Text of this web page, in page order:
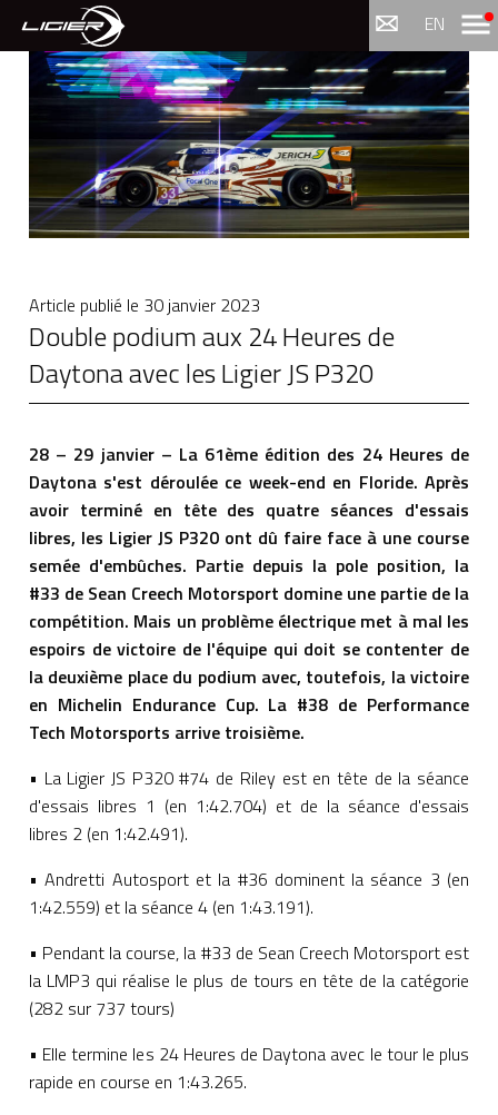
EN Menu
Article publié le 30 janvier 2023
Double podium aux 24 Heures de
Daytona avec les Ligier JS P320
28 – 29 janvier – La 61ème édition des 24 Heures de
Daytona s'est déroulée ce week-end en Floride. Après
avoir terminé en tête des quatre séances d'essais
libres, les Ligier JS P320 ont dû faire face à une course
semée d'embûches. Partie depuis la pole position, la
#33 de Sean Creech Motorsport domine une partie de la
compétition. Mais un problème électrique met à mal les
espoirs de victoire de l'équipe qui doit se contenter de
la deuxième place du podium avec, toutefois, la victoire
en Michelin Endurance Cup. La #38 de Performance
Tech Motorsports arrive troisième.
• La Ligier JS P320 #74 de Riley est en tête de la séance
d'essais libres 1 (en 1:42.704) et de la séance d'essais
libres 2 (en 1:42.491).
• Andretti Autosport et la #36 dominent la séance 3 (en
1:42.559) et la séance 4 (en 1:43.191).
• Pendant la course, la #33 de Sean Creech Motorsport est
la LMP3 qui réalise le plus de tours en tête de la catégorie
(282 sur 737 tours)
• Elle termine les 24 Heures de Daytona avec le tour le plus
rapide en course en 1:43.265.